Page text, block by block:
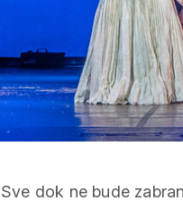
Sve dok ne bude